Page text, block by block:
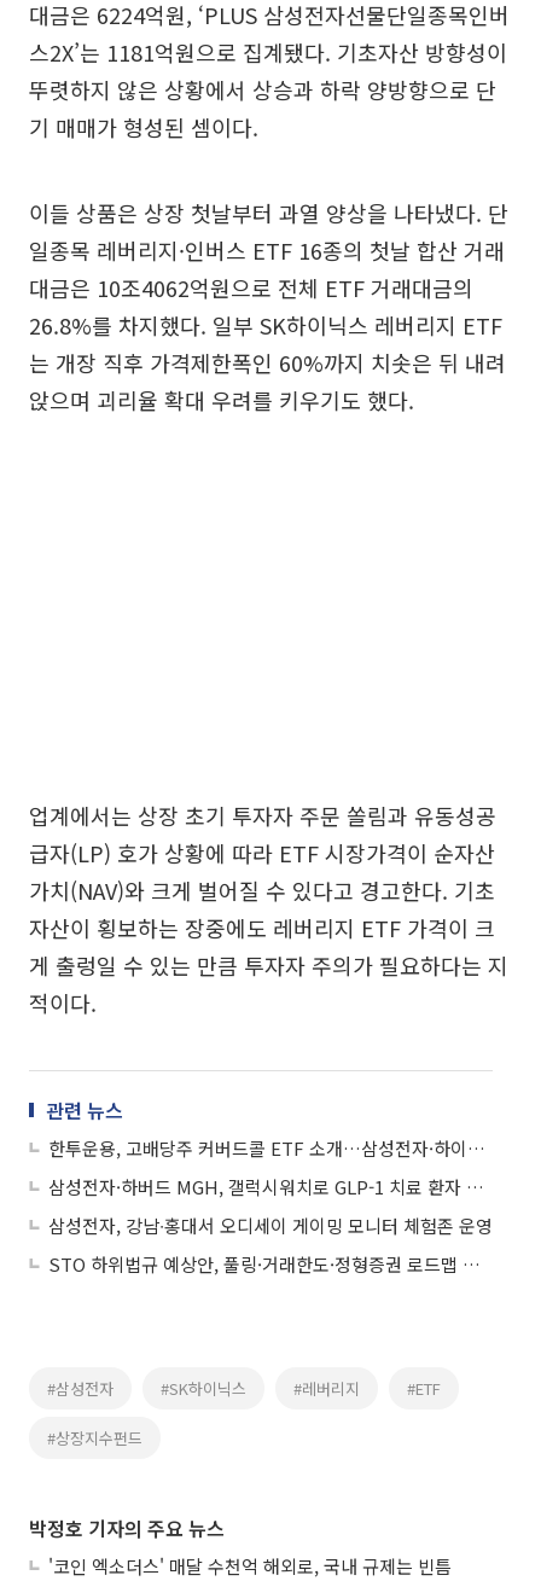
대금은 6224억원, ‘PLUS 삼성전자선물단일종목인버
스2X’는 1181억원으로 집계됐다. 기초자산 방향성이
뚜렷하지 않은 상황에서 상승과 하락 양방향으로 단
기 매매가 형성된 셈이다.
이들 상품은 상장 첫날부터 과열 양상을 나타냈다. 단
일종목 레버리지·인버스 ETF 16종의 첫날 합산 거래
대금은 10조4062억원으로 전체 ETF 거래대금의
26.8%를 차지했다. 일부 SK하이닉스 레버리지 ETF
는 개장 직후 가격제한폭인 60%까지 치솟은 뒤 내려
앉으며 괴리율 확대 우려를 키우기도 했다.
업계에서는 상장 초기 투자자 주문 쏠림과 유동성공
급자(LP) 호가 상황에 따라 ETF 시장가격이 순자산
가치(NAV)와 크게 벌어질 수 있다고 경고한다. 기초
자산이 횡보하는 장중에도 레버리지 ETF 가격이 크
게 출렁일 수 있는 만큼 투자자 주의가 필요하다는 지
적이다.
관련 뉴스
한투운용, 고배당주 커버드콜 ETF 소개…삼성전자·하이닉스 편입
삼성전자·하버드 MGH, 갤럭시워치로 GLP-1 치료 환자 추적 연구
삼성전자, 강남∙홍대서 오디세이 게이밍 모니터 체험존 운영
STO 하위법규 예상안, 풀링·거래한도·정형증권 로드맵 제시
#삼성전자 #SK하이닉스 #레버리지 #ETF
#상장지수펀드
박정호 기자의 주요 뉴스
'코인 엑소더스' 매달 수천억 해외로, 국내 규제는 빈틈